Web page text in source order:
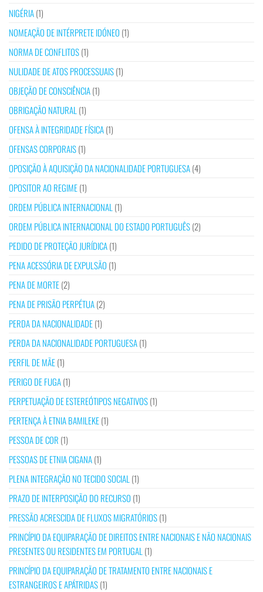
NIGÉRIA(1)
NOMEAÇÃO DE INTÉRPRETE IDÓNEO (1)
NORMA DE CONFLITOS(1)
NULIDADE DE ATOS PROCESSUAIS(1)
OBJEÇÃO DE CONSCIÊNCIA(1)
OBRIGAÇÃO NATURAL (1)
OFENSA À INTEGRIDADE FÍSICA(1)
OFENSAS CORPORAIS(1)
OPOSIÇÃO À AQUISIÇÃO DA NACIONALIDADE PORTUGUESA(4)
OPOSITOR AO REGIME(1)
ORDEM PÚBLICA INTERNACIONAL (1)
ORDEM PÚBLICA INTERNACIONAL DO ESTADO PORTUGUÊS(2)
PEDIDO DE PROTEÇÃO JURÍDICA(1)
PENA ACESSÓRIA DE EXPULSÃO (1)
PENA DE MORTE(2)
PENA DE PRISÃO PERPÉTUA(2)
PERDA DA NACIONALIDADE(1)
PERDA DA NACIONALIDADE PORTUGUESA(1)
PERFIL DE MÃE(1)
PERIGO DE FUGA(1)
PERPETUAÇÃO DE ESTEREÓTIPOS NEGATIVOS(1)
PERTENÇA À ETNIA BAMILEKE(1)
PESSOA DE COR (1)
PESSOAS DE ETNIA CIGANA(1)
PLENA INTEGRAÇÃO NO TECIDO SOCIAL (1)
PRAZO DE INTERPOSIÇÃO DO RECURSO (1)
PRESSÃO ACRESCIDA DE FLUXOS MIGRATÓRIOS(1)
PRINCÍPIO DA EQUIPARAÇÃO DE DIREITOS ENTRE NACIONAIS E NÃO NACIONAIS
PRESENTES OU RESIDENTES EM PORTUGAL (1)
PRINCÍPIO DA EQUIPARAÇÃO DE TRATAMENTO ENTRE NACIONAIS E
ESTRANGEIROS E APÁTRIDAS(1)